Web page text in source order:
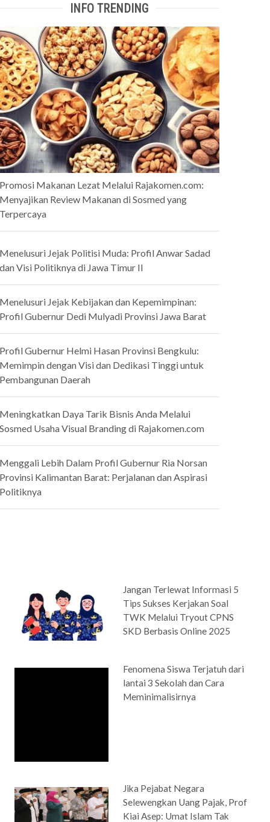
INFO TRENDING
Makanan Lezat Melalui Rajakomen.com:
Review Makanan di Sosmed yang
Jejak Politisi Muda: Profil Anwar Sadad
Visi Politiknya di Jawa Timur II
Jejak Kebijakan dan Kepemimpinan:
Gubernur Dedi Mulyadi Provinsi Jawa Barat
Gubernur Helmi Hasan Provinsi Bengkulu:
dengan Visi dan Dedikasi Tinggi untuk
Daerah
Daya Tarik Bisnis Anda Melalui
Usaha Visual Branding di Rajakomen.com
Lebih Dalam Profil Gubernur Ria Norsan
Kalimantan Barat: Perjalanan dan Aspirasi
Jangan Terlewat Informasi 5
Tips Sukses Kerjakan Soal
TWK Melalui Tryout CPNS
SKD Berbasis Online 2025
Fenomena Siswa Terjatuh dari
lantai 3 Sekolah dan Cara
Meminimalisirnya
Jika Pejabat Negara
Selewengkan Uang Pajak, Prof
Kiai Asep: Umat Islam Tak